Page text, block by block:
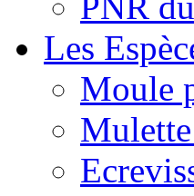
Les
Moule
Mulette